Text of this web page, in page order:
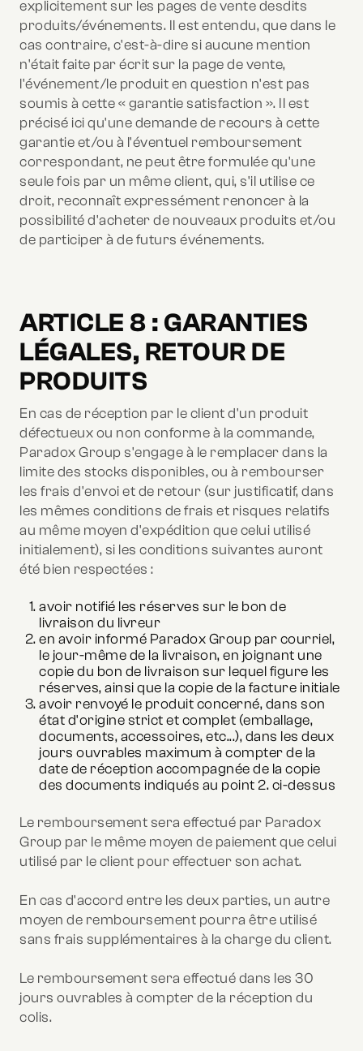
explicitement sur les pages de vente desdits
produits/événements. Il est entendu, que dans le
cas contraire, c'est-à-dire si aucune mention
n'était faite par écrit sur la page de vente,
l'événement/le produit en question n'est pas
soumis à cette « garantie satisfaction ». Il est
précisé ici qu'une demande de recours à cette
garantie et/ou à l'éventuel remboursement
correspondant, ne peut être formulée qu'une
seule fois par un même client, qui, s'il utilise ce
droit, reconnaît expressément renoncer à la
possibilité d'acheter de nouveaux produits et/ou
de participer à de futurs événements.
ARTICLE 8 : GARANTIES
LÉGALES, RETOUR DE
PRODUITS
En cas de réception par le client d'un produit
défectueux ou non conforme à la commande,
Paradox Group s'engage à le remplacer dans la
limite des stocks disponibles, ou à rembourser
les frais d'envoi et de retour (sur justificatif, dans
les mêmes conditions de frais et risques relatifs
au même moyen d'expédition que celui utilisé
initialement), si les conditions suivantes auront
été bien respectées :
avoir notifié les réserves sur le bon de
livraison du livreur
en avoir informé Paradox Group par courriel,
le jour-même de la livraison, en joignant une
copie du bon de livraison sur lequel figure les
réserves, ainsi que la copie de la facture initiale
avoir renvoyé le produit concerné, dans son
état d'origine strict et complet (emballage,
documents, accessoires, etc...), dans les deux
jours ouvrables maximum à compter de la
date de réception accompagnée de la copie
des documents indiqués au point 2. ci-dessus
Le remboursement sera effectué par Paradox
Group par le même moyen de paiement que celui
utilisé par le client pour effectuer son achat.
En cas d'accord entre les deux parties, un autre
moyen de remboursement pourra être utilisé
sans frais supplémentaires à la charge du client.
Le remboursement sera effectué dans les 30
jours ouvrables à compter de la réception du
colis.